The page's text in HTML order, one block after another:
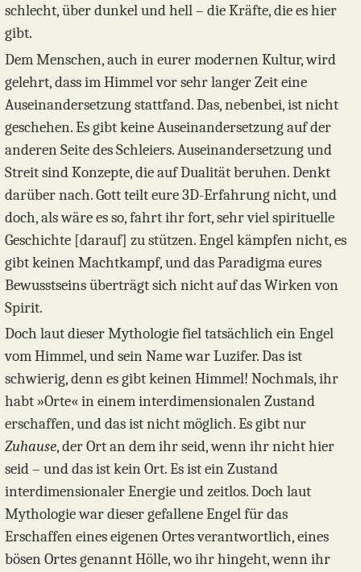
schlecht, über dunkel und hell – die Kräfte, die es hier
gibt.
Dem Menschen, auch in eurer modernen Kultur, wird
gelehrt, dass im Himmel vor sehr langer Zeit eine
Auseinandersetzung stattfand. Das, nebenbei, ist nicht
geschehen. Es gibt keine Auseinandersetzung auf der
anderen Seite des Schleiers. Auseinandersetzung und
Streit sind Konzepte, die auf Dualität beruhen. Denkt
darüber nach. Gott teilt eure 3D-Erfahrung nicht, und
doch, als wäre es so, fahrt ihr fort, sehr viel spirituelle
Geschichte [darauf] zu stützen. Engel kämpfen nicht, es
gibt keinen Machtkampf, und das Paradigma eures
Bewusstseins überträgt sich nicht auf das Wirken von
Spirit.
Doch laut dieser Mythologie fiel tatsächlich ein Engel
vom Himmel, und sein Name war Luzifer. Das ist
schwierig, denn es gibt keinen Himmel! Nochmals, ihr
habt »Orte« in einem interdimensionalen Zustand
erschaffen, und das ist nicht möglich. Es gibt nur
Zuhause, der Ort an dem ihr seid, wenn ihr nicht hier
seid – und das ist kein Ort. Es ist ein Zustand
interdimensionaler Energie und zeitlos. Doch laut
Mythologie war dieser gefallene Engel für das
Erschaffen eines eigenen Ortes verantwortlich, eines
bösen Ortes genannt Hölle, wo ihr hingeht, wenn ihr